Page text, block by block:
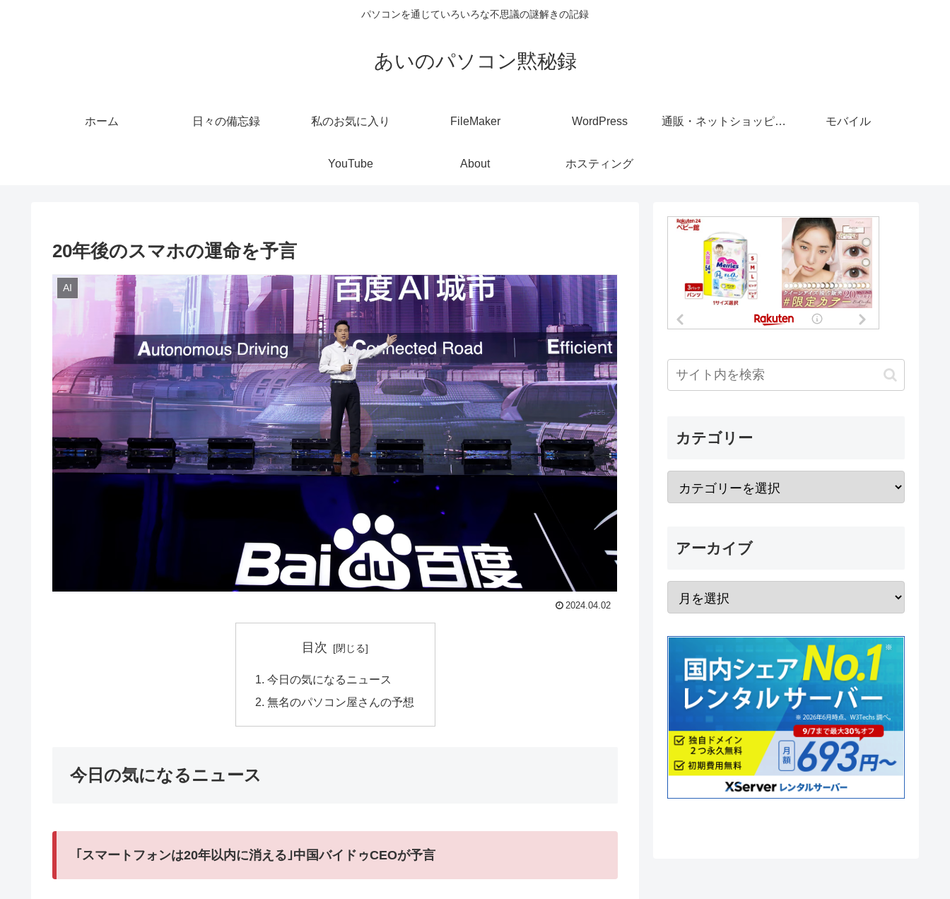
パソコンを通じていろいろな不思議の謎解きの記録
あいのパソコン黙秘録
ホーム 日々の備忘録 私のお気に入り FileMaker WordPress 通販・ネットショッピング モバイル
YouTube About ホスティング
20年後のスマホの運命を予言
AI
2024.04.02
目次
今日の気になるニュース
無名のパソコン屋さんの予想
今日の気になるニュース
｢スマートフォンは20年以内に消える｣中国バイドゥCEOが予言
カテゴリー
アーカイブ